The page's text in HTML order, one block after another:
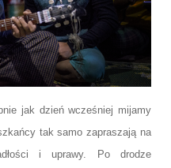
jak dzień wcześniej mijamy
tak samo zapraszają na
i uprawy. Po drodze